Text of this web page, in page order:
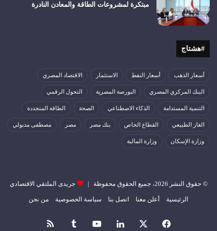
مبتكرة لمشروعات الطاقة والمعادن النادرة
#هشتاج
أسعار الذهب أسعار النفط الاستثمار الاقتصاد المصري
البنك المركزي المصري البورصة المصرية التحول الرقمي
التنمية المستدامة الذكاء الاصطناعي الصحة الطاقة المتجددة
الغاز الطبيعي القطاع الخاص بنك مصر مصر مصطفى مدبولي
وزارة الإسكان وزارة المالية
© حقوق النشر 2026، جميع الحقوق محفوظة | جريدى الملتقي الاقتصادي
الرئيسية أعلن معنا اتصل بنا سياسة الخصوصية من نحن
فيسبوك لينكدإن ‫YouTube